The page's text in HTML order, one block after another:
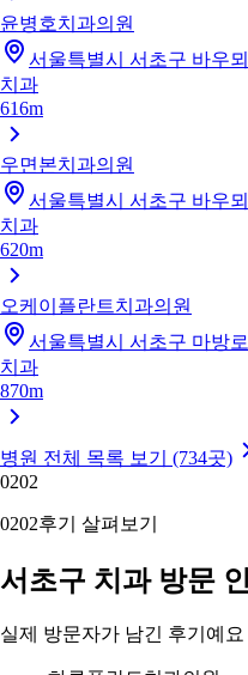
윤병호치과의원
서울특별시 서초구 바우
치과
616m
우면본치과의원
서울특별시 서초구 바우
치과
620m
오케이플란트치과의원
서울특별시 서초구 마방
치과
870m
병원 전체 목록 보기 (734곳)
0202
0202후기 살펴보기
서초구 치과 방문
실제 방문자가 남긴 후기예요